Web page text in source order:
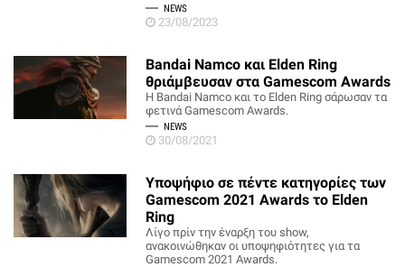
NEWS
23/08/2023
Bandai Namco και Elden Ring
θριάμβευσαν στα Gamescom Awards
Η Bandai Namco και το Elden Ring σάρωσαν τα
φετινά Gamescom Awards.
NEWS
30/08/2021
Υποψήφιο σε πέντε κατηγορίες των
Gamescom 2021 Awards το Elden
Ring
Λίγο πρίν την έναρξη του show,
ανακοινώθηκαν οι υποψηφιότητες για τα
Gamescom 2021 Awards.